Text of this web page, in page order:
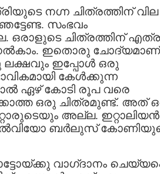
നഗ്ന ചിത്രത്തിന് വില
സംഭവം
ഒരാളുടെ ചിത്രത്തിന് എത്ര
ഇതൊരു
ഇപ്പോള്‍ ഒരു
കേള്‍ക്കുന്ന
ഏഴ് കോടി രൂപ വരെ
ഒരു ചിത്രമുണ്ട്. അത്
അല്ല. ഇറ്റാലിയന്‍
ബര്‍ലുസ്
വാഗ്‌ദാനം